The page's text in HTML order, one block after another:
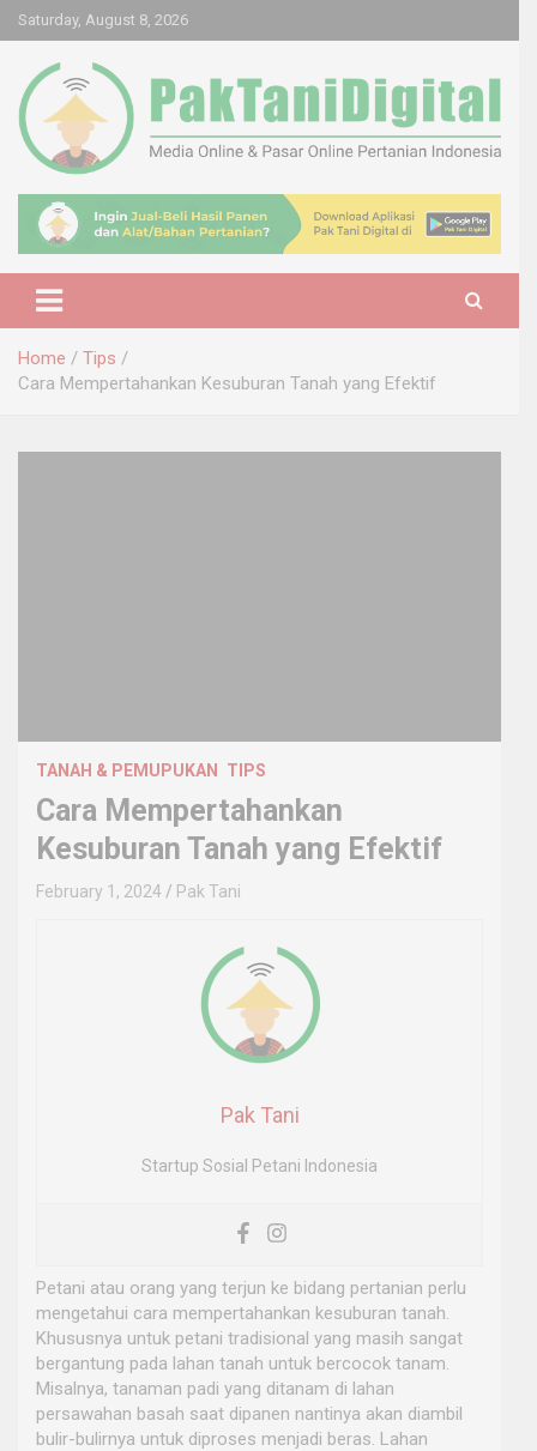
Skip
to
content
Saturday, August 8, 2026
Pak Tani Digital
Home
Tips
Cara Mempertahankan Kesuburan Tanah yang Efektif
TANAH & PEMUPUKAN TIPS
Cara Mempertahankan
Kesuburan Tanah yang Efektif
February 1, 2024 Pak Tani
Pak Tani
Startup Sosial Petani Indonesia
Petani atau orang yang terjun ke bidang pertanian perlu
mengetahui cara mempertahankan kesuburan tanah.
Khususnya untuk petani tradisional yang masih sangat
bergantung pada lahan tanah untuk bercocok tanam.
Misalnya, tanaman padi yang ditanam di lahan
persawahan basah saat dipanen nantinya akan diambil
bulir-bulirnya untuk diproses menjadi beras. Lahan